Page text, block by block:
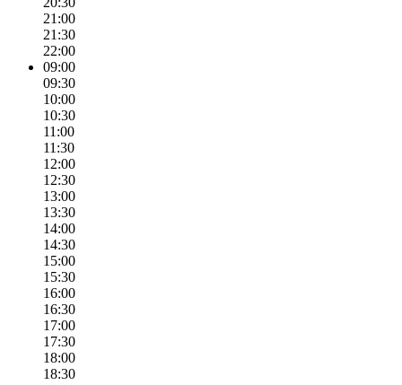
21:00
21:30
22:00
09:00
09:30
10:00
10:30
11:00
11:30
12:00
12:30
13:00
13:30
14:00
14:30
15:00
15:30
16:00
16:30
17:00
17:30
18:00
18:30